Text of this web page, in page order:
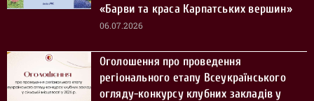
«Барви та краса Карпатських вершин»
06.07.2026
Оголошення про проведення
регіонального етапу Всеукраїнського
огляду-конкурсу клубних закладів у